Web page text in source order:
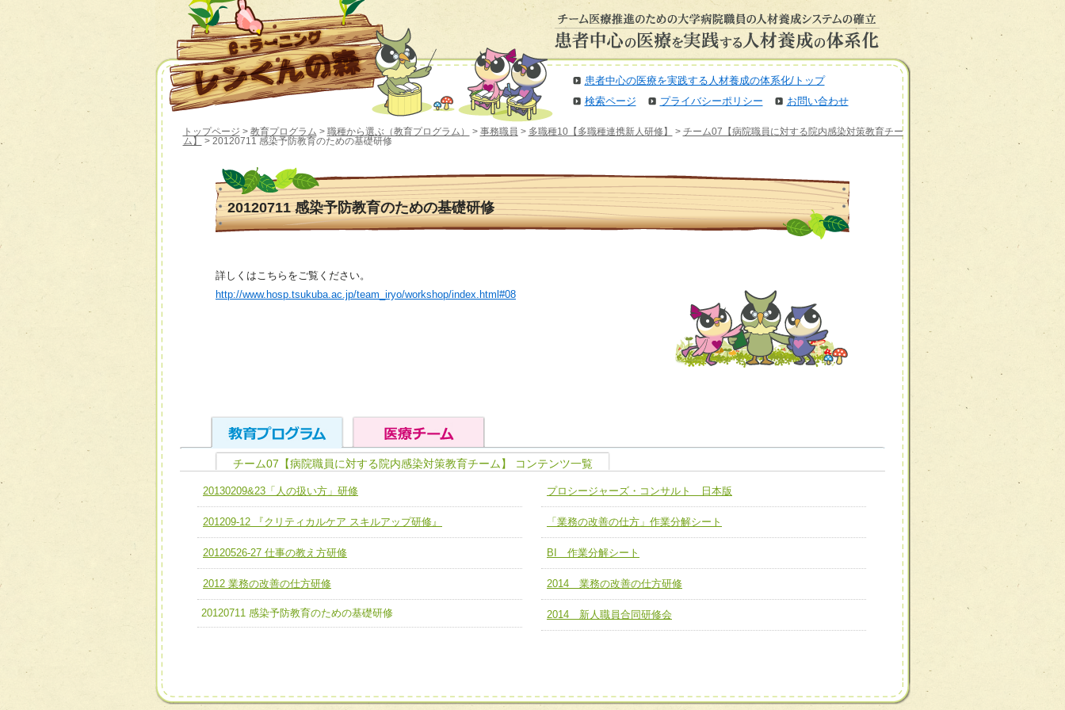
患者中心の医療を実践する人材養成の体系化/トップ
検索ページ
プライバシーポリシー お問い合わせ
トップページ > 教育プログラム > 職種から選ぶ（教育プログラム） > 事務職員 > 多職種10【多職種連携新人研修】 > チーム07【病院職員に対する院内感染対策教育チー
ム】
> 20120711 感染予防教育のための基礎研修
20120711 感染予防教育のための基礎研修
詳しくはこちらをご覧ください。
http://www.hosp.tsukuba.ac.jp/team_iryo/workshop/index.html#08
ユニット１ 医療人としての基礎能力
全人的医療を実践する医療人として、必要な基礎能力を身につ
ける
ユニット２ チーム医療構成力
必要に応じて柔軟に医療チームを組織し、強調できる
ユニット３ 多職種連携力
他職種の視点とスキルを学び、相互理解と連携を深める
ユニット４ 専門能力拡大・向上
各職種のスキルを拡大・向上させ、新たな可能性を広げる
人材養成のためのマネジメントおよび効果的な指導ができる
チーム01【病院内横断的問題解決チーム】
チーム02【地域医療連携推進による高度医療を必要とする在
宅患者等支援チーム】
チーム03【癌患者服薬サポートチーム】
チーム04【口腔ケアチーム】
チーム07【病院職員に対する院内感染対策教育チーム】
チーム14【苦情・クレーム・暴力対応支援チーム】
チーム15【人材養成エキスパートチーム】
チーム18【造血幹細胞移植チーム】
役割03【医療経済・制度サポートチーム】
チーム07【病院職員に対する院内感染対策教育チーム】 コンテンツ一覧
20130209&23「人の扱い方」研修
201209-12 『クリティカルケア スキルアップ研修』
20120526-27 仕事の教え方研修
2012 業務の改善の仕方研修
20120711 感染予防教育のための基礎研修
プロシージャーズ・コンサルト 日本版
「業務の改善の仕方」作業分解シート
BI 作業分解シート
2014 業務の改善の仕方研修
2014 新人職員合同研修会